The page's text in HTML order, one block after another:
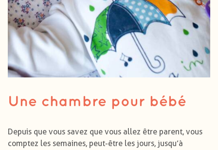
Une chambre pour bébé
Depuis que vous savez que vous allez être parent, vous
comptez les semaines, peut-être les jours, jusqu’à